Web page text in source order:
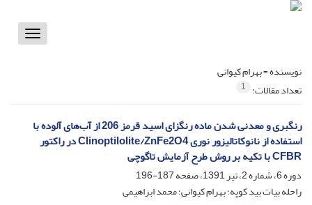
Toggle
نویسنده =بهرام کیوانی
تعداد مقالات: 1
رنگبری و معدنی شدن ماده رنگزای اسید قرمز 206 از آب‌های آلوده با
استفاده از نانوکاتالیزور نوری Clinoptilolite/ZnFe2O4 در راکتور
CFBR با تکیه بر روش طرح آزمایش تاگوچی
دوره 6، شماره 2، تیر 1391، صفحه
187-196
راحله بیات بید کوپه؛ بهرام کیوانی؛ محمد ابراهیمی